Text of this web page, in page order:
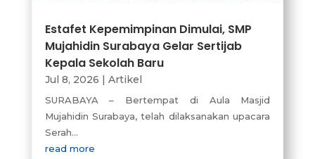
Estafet Kepemimpinan Dimulai, SMP
Mujahidin Surabaya Gelar Sertijab
Kepala Sekolah Baru
Jul 8, 2026 | Artikel
SURABAYA – Bertempat di Aula Masjid
Mujahidin Surabaya, telah dilaksanakan upacara
Serah...
read more